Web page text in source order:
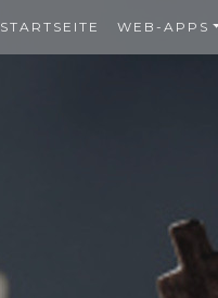
STARTSEITE WEB-APPS